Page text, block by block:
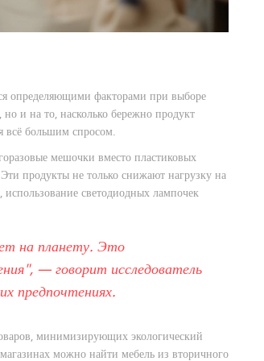
определяющими факторами при выборе
и на то, насколько бережно продукт
всё большим спросом.
мешочки вместо пластиковых
продукты не только снижают нагрузку на
светодиодных лампочек
на планету. Это
— говорит исследователь
предпочтениях.
минимизирующих экологический
можно найти мебель из вторичного